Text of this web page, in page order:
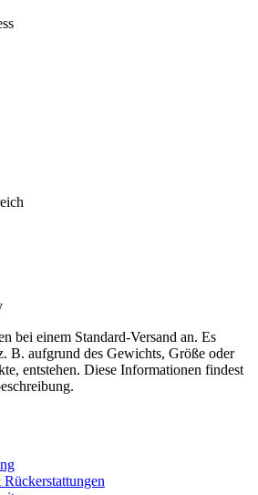
bei einem Standard-Versand an. Es
B. aufgrund des Gewichts, Größe oder
entstehen. Diese Informationen findest